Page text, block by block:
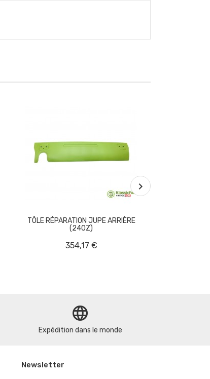

TÔLE RÉPARATION JUPE ARRIÈRE
(240Z)
354,17 €
language
Expédition dans le monde
Newsletter